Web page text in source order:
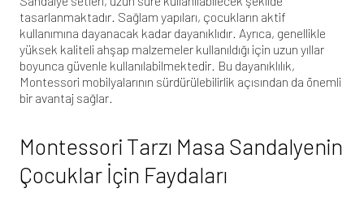
tasarlanmaktadır. Sağlam yapıları, çocukların aktif
kullanımına dayanacak kadar dayanıklıdır. Ayrıca, genellikle
yüksek kaliteli ahşap malzemeler kullanıldığı için uzun yıllar
boyunca güvenle kullanılabilmektedir. Bu dayanıklılık,
Montessori mobilyalarının sürdürülebilirlik açısından da önemli
bir avantaj sağlar.
Montessori Tarzı Masa Sandalyenin
Çocuklar İçin Faydaları